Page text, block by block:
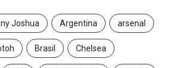
Joshua Argentina arsenal
Brasil Chelsea